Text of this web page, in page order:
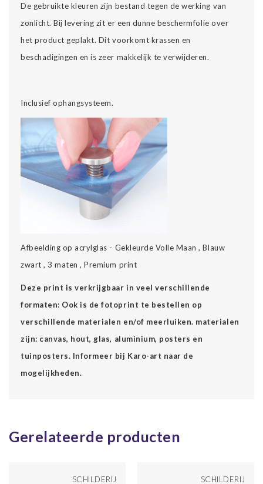
De gebruikte kleuren zijn bestand tegen de werking van
zonlicht. Bij levering zit er een dunne beschermfolie over
het product geplakt. Dit voorkomt krassen en
beschadigingen en is zeer makkelijk te verwijderen.
Inclusief ophangsysteem.
Afbeelding op acrylglas - Gekleurde Volle Maan , Blauw
zwart , 3 maten , Premium print
Deze print is verkrijgbaar in veel verschillende
formaten: Ook is de fotoprint te bestellen op
verschillende materialen en/of meerluiken. materialen
zijn: canvas, hout, glas, aluminium, posters en
tuinposters. Informeer bij Karo-art naar de
mogelijkheden.
Gerelateerde producten
SCHILDERIJ
SCHILDERIJ